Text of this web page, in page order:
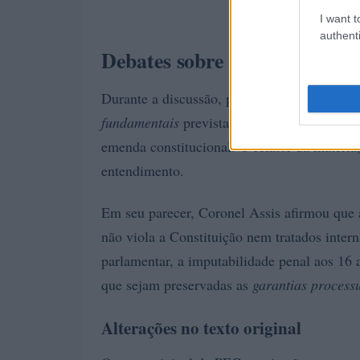
I want
Debates sobre a
Durante a discussão, parlamentares
fundamentais previstas na Constituição e,
emenda constitucional. O relator da
entendimento.
Em seu parecer, Coronel Assis afirmou
não viola a Constituição nem tratados
parlamentar, a imputabilidade penal aos
que sejam preservadas as garantias
Alterações no texto original